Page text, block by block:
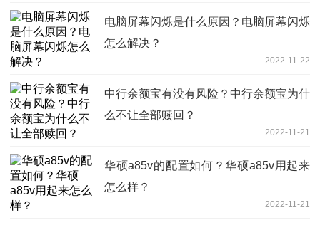
电脑屏幕闪烁是什么原因？电脑屏幕闪烁
怎么解决？
2022-11-22
中行余额宝有没有风险？中行余额宝为什
么不让全部赎回？
2022-11-21
华硕a85v的配置如何？华硕a85v用起来
怎么样？
2022-11-21